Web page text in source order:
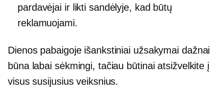
pardavėjai ir likti sandėlyje, kad būtų
reklamuojami.
Dienos pabaigoje išankstiniai užsakymai dažnai
būna labai sėkmingi, tačiau būtinai atsižvelkite į
visus susijusius veiksnius.